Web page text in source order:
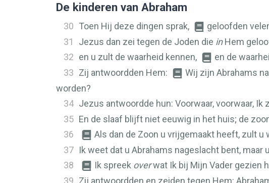
De kinderen van Abraham
30 Toen Hij deze dingen sprak,
geloofden
31
Jezus dan zei tegen de Joden die inHem
32 en u zult de waarheid kennen,
en de
33 Zij antwoordden Hem: Wij zijn Abrahams
worden?
34 Jezus antwoordde hun: Voorwaar, voorwaar, Ik
35 En de slaaf blijft niet eeuwig in het huis; de
36
Als dan de Zoon u vrijgemaakt heeft, zult u
37 Ik weet dat u Abrahams nageslacht bent,
38
Ik spreek overwat Ik bij Mijn Vader gezien
39 Zij antwoordden en zeiden tegen Hem: